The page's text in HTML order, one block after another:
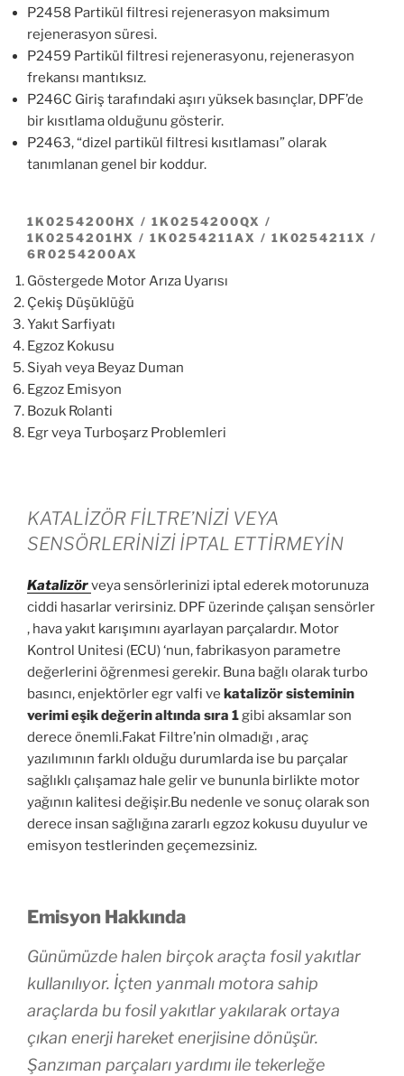
P2458 Partikül filtresi rejenerasyon maksimum
rejenerasyon süresi.
P2459 Partikül filtresi rejenerasyonu, rejenerasyon
frekansı mantıksız.
P246C Giriş tarafındaki aşırı yüksek basınçlar, DPF’de
bir kısıtlama olduğunu gösterir.
P2463, “dizel partikül filtresi kısıtlaması” olarak
tanımlanan genel bir koddur.
1K0254200HX / 1K0254200QX /
1K0254201HX / 1K0254211AX / 1K0254211X /
6R0254200AX
Göstergede Motor Arıza Uyarısı
Çekiş Düşüklüğü
Yakıt Sarfiyatı
Egzoz Kokusu
Siyah veya Beyaz Duman
Egzoz Emisyon
Bozuk Rolanti
Egr veya Turboşarz Problemleri
KATALİZÖR FİLTRE’NİZİ VEYA
SENSÖRLERİNİZİ İPTAL ETTİRMEYİN
Katalizörveya sensörlerinizi iptal ederek motorunuza
ciddi hasarlar verirsiniz. DPF üzerinde çalışan sensörler
, hava yakıt karışımını ayarlayan parçalardır. Motor
Kontrol Unitesi (ECU) ‘nun, fabrikasyon parametre
değerlerini öğrenmesi gerekir. Buna bağlı olarak turbo
basıncı, enjektörler egr valfi ve katalizör sisteminin
verimi eşik değerin altında sıra 1gibi aksamlar son
derece önemli.Fakat Filtre’nin olmadığı , araç
yazılımının farklı olduğu durumlarda ise bu parçalar
sağlıklı çalışamaz hale gelir ve bununla birlikte motor
yağının kalitesi değişir.Bu nedenle ve sonuç olarak son
derece insan sağlığına zararlı egzoz kokusu duyulur ve
emisyon testlerinden geçemezsiniz.
Emisyon Hakkında
Günümüzde halen birçok araçta fosil yakıtlar
kullanılıyor. İçten yanmalı motora sahip
araçlarda bu fosil yakıtlar yakılarak ortaya
çıkan enerji hareket enerjisine dönüşür.
Şanzıman parçaları yardımı ile tekerleğe